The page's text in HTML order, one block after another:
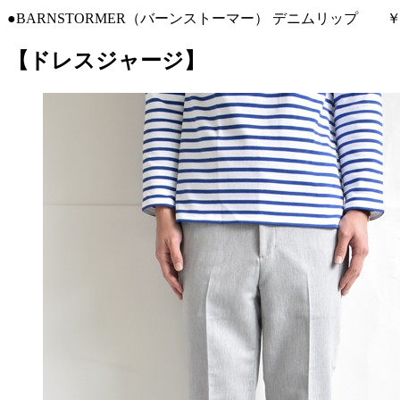
●BARNSTORMER（バーンストーマー） デニムリップ ￥
【ドレスジャージ】